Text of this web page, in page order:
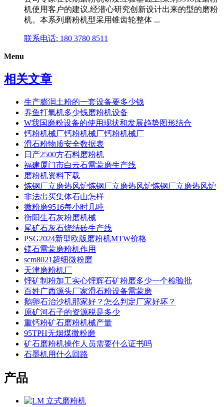
机使用客户的建议,经潜心研究创新设计出来的型的磨粉
机。本系列磨粉机型采用锥齿轮整体 ...
联系电话: 180 3780 8511
Menu
相关文章
生产膨润土粉的一套设备要多少钱
养鱼打氧机多少钱磨粉机设备
W我国磨粉设备的使用现状和发展趋势图形结合
钙粉机械厂钙粉机械厂钙粉机械厂
滑石粉物质安全数据表
日产2500方石料磨粉机
福建厦门市白云石雷蒙磨生产线
磨粉机资料下载
炼钢厂立磨热风炉炼钢厂立磨热风炉炼钢厂立磨热风炉
非法出买集体石山怎样
微粉磨9516每小时几吨
衡阳生石灰粉磨机械
尾矿石灰石烧结砖生产线
PSG2024新型欧版磨粉机MTW价格
镁石雷蒙磨粉机作用
scm8021超细微粉磨
天津磨粉机厂
锂矿制粉加工实心锂辉石矿粉磨多少一个检验批
百姓广西源头厂家滑石粉设备雷蒙磨
鹅卵石治沙机那家好？怎么判定厂家好坏？
原矿河石子的资源税是多少
重钙粉矿石磨粉机械产量
95TPH无烟煤微粉磨
矿石磨粉机操作人员需要什么证书吗
石墨机用什么回路
产品